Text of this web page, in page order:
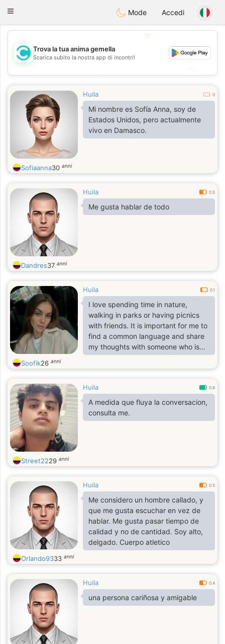
olombiaCitas
Toggle
Mode Accedi
💖
💕
Trova la tua anima gemella
Scarica subito la nostra app di incontri!
Huila 0
Mi nombre es Sofía Anna, soy de
Estados Unidos, pero actualmente
vivo en Damasco.
Sofiaanna30 anni
Huila 0.5
Me gusta hablar de todo
Dandres37 anni
Huila 0.1
I love spending time in nature,
walking in parks or having picnics
with friends. It is important for me to
find a common language and share
my thoughts with someone who is
close to me.
Soofik26 anni
Huila 0.8
A medida que fluya la conversacion,
consulta me.
Street2229 anni
Huila 0.5
Me considero un hombre callado, y
que me gusta escuchar en vez de
hablar. Me gusta pasar tiempo de
calidad y no de cantidad. Soy alto,
delgado. Cuerpo atletico
Orlando9333 anni
Huila 0.4
una persona cariñosa y amigable